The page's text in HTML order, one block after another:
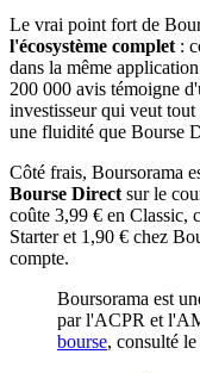
Le vrai point fort de
l'écosystème complet :
dans la même
200 000 avis témoigne
investisseur qui veut
une fluidité que Bourse
Côté frais, Boursorama
Bourse Direct sur le
coûte 3,99 € en Classic,
Starter et 1,90 € chez
compte.
Boursorama est
par l'ACPR et
bourse, consulté